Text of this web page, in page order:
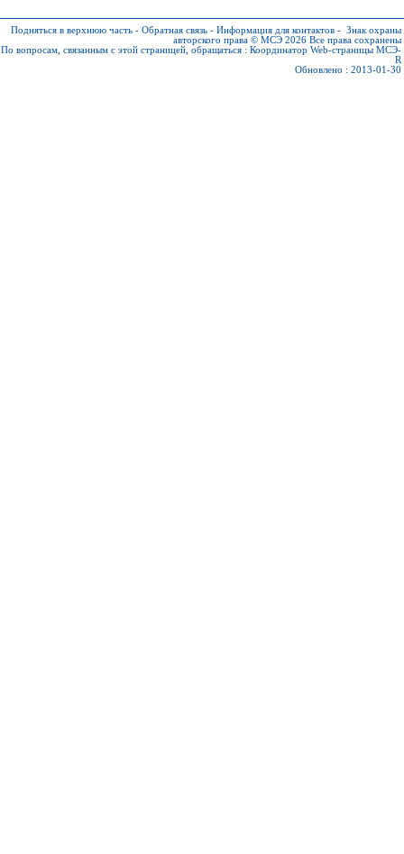
Подняться в верхнюю часть - Обратная связь - Информация для контактов - Знак охраны
авторского права © МСЭ 2026 Все права сохранены
По вопросам, связанным с этой страницей, обращаться : Координатор Web-страницы МСЭ-
R
Обновлено : 2013-01-30